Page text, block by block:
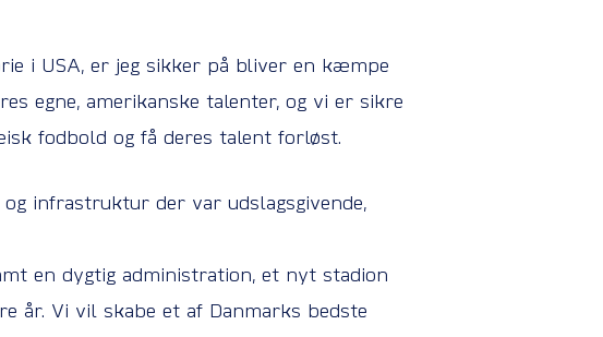
i USA, er jeg sikker på bliver en kæmpe
egne, amerikanske talenter, og vi er sikre
fodbold og få deres talent forløst.
infrastruktur der var udslagsgivende,
en dygtig administration, et nyt stadion
år. Vi vil skabe et af Danmarks bedste